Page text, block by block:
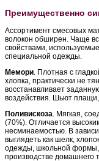
Преимущественно
Ассортимент смесовых
волокон обширен. Чаще
свойствами,
специальной одежды.
Мемори . Плотная с
хлопка, практически не
восстанавливает
воздействия. Шьют плащи,
Поливискоза . Мягкая,
(70%). Отличается
несминаемостью. В
выглядеть как шелк,
одежды, школьной формы,
производстве домашнего